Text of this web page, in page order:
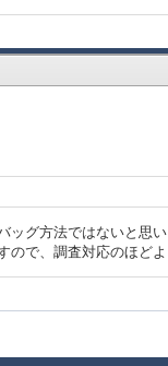
グ方法ではないと思い
で、調査対応のほどよ